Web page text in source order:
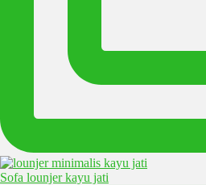
Sofa lounjer kayu jati